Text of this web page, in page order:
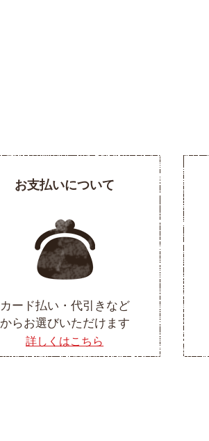
お支払いについて
カード払い・代引きなど
からお選びいただけます
詳しくはこちら